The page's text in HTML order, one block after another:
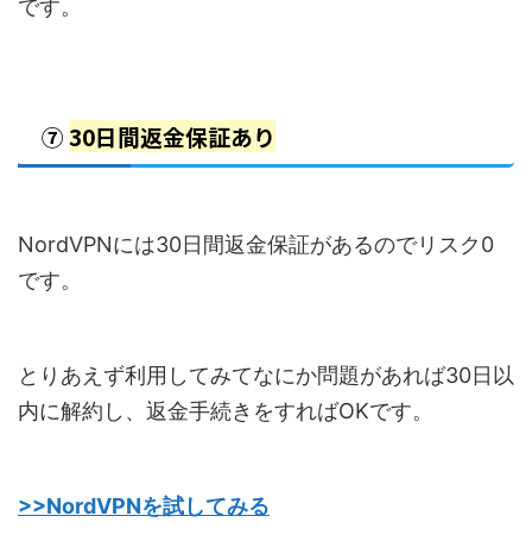
です。
⑦30日間返金保証あり
NordVPNには30日間返金保証があるのでリスク0
です。
とりあえず利用してみてなにか問題があれば30日以
内に解約し、返金手続きをすればOKです。
>>NordVPNを試してみる